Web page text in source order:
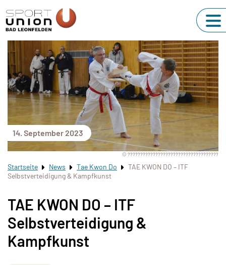
14. September 2023
© ????????????????????????????????????
Startseite News Tae Kwon Do
TAE KWON DO – ITF
Selbstverteidigung & Kampfkunst
TAE KWON DO – ITF
Selbstverteidigung &
Kampfkunst